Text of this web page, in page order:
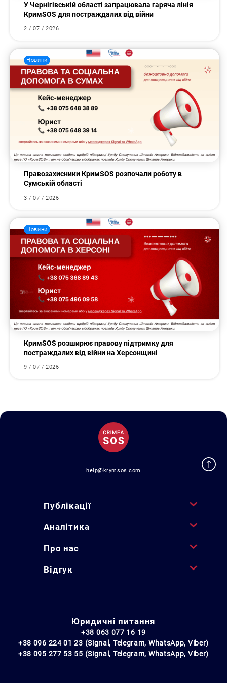
У Чернігівській області запрацювала гаряча лінія
КримSOS для постраждалих від війни
2 / 07 / 2026
Новини
Правозахисники КримSOS розпочали роботу в
Сумській області
3 / 07 / 2026
Новини
КримSOS розширює правову підтримку для
постраждалих від війни на Херсонщині
9 / 07 / 2026
help@krymsos.com
Публікації
Аналітика
Про нас
Відгук
Юридичні питання
+38 063 077 16 19
+38 096 224 01 23 (Signal, Telegram, WhatsApp, Viber)
+38 095 277 53 55 (Signal, Telegram, WhatsApp, Viber)